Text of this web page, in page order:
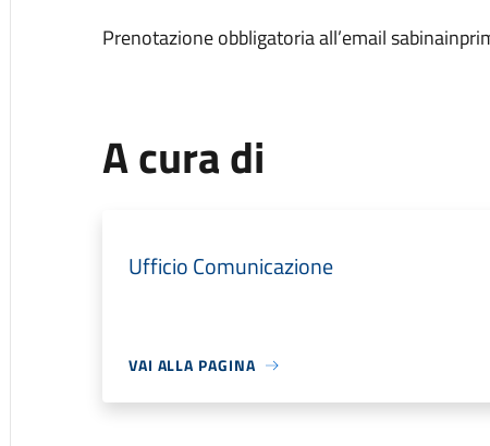
Prenotazione obbligatoria all’email
A cura di
Ufficio Comunicazione
VAI ALLA PAGINA